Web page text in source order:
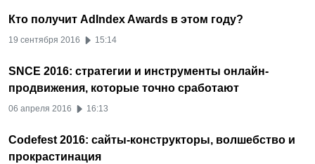
Кто получит AdIndex Awards в этом году?
19 сентября 2016 15:14
SNCE 2016: стратегии и инструменты онлайн-
продвижения, которые точно сработают
06 апреля 2016 16:13
Codefest 2016: сайты-конструкторы, волшебство и
прокрастинация